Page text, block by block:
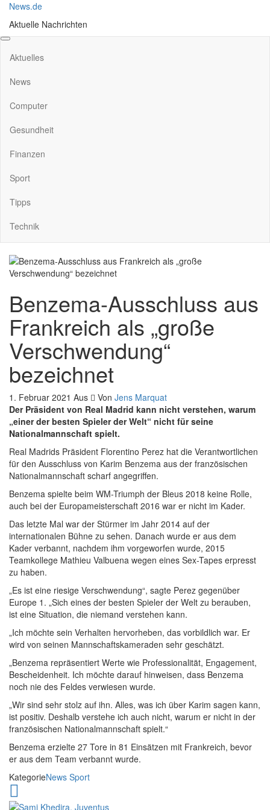
Skip
the
content
News.de
Aktuelle Nachrichten
Aktuelles
News
Computer
Gesundheit
Finanzen
Sport
Tipps
Technik
Benzema-Ausschluss aus
Frankreich als „große
Verschwendung“
bezeichnet
1. Februar 2021 Aus Von Jens Marquat
Der Präsident von Real Madrid kann nicht verstehen, warum
„einer der besten Spieler der Welt“ nicht für seine
Nationalmannschaft spielt.
Real Madrids Präsident Florentino Perez hat die Verantwortlichen
für den Ausschluss von Karim Benzema aus der französischen
Nationalmannschaft scharf angegriffen.
Benzema spielte beim WM-Triumph der Bleus 2018 keine Rolle,
auch bei der Europameisterschaft 2016 war er nicht im Kader.
Das letzte Mal war der Stürmer im Jahr 2014 auf der
internationalen Bühne zu sehen. Danach wurde er aus dem
Kader verbannt, nachdem ihm vorgeworfen wurde, 2015
Teamkollege Mathieu Valbuena wegen eines Sex-Tapes erpresst
zu haben.
„Es ist eine riesige Verschwendung“, sagte Perez gegenüber
Europe 1. „Sich eines der besten Spieler der Welt zu berauben,
ist eine Situation, die niemand verstehen kann.
„Ich möchte sein Verhalten hervorheben, das vorbildlich war. Er
wird von seinen Mannschaftskameraden sehr geschätzt.
„Benzema repräsentiert Werte wie Professionalität, Engagement,
Bescheidenheit. Ich möchte darauf hinweisen, dass Benzema
noch nie des Feldes verwiesen wurde.
„Wir sind sehr stolz auf ihn. Alles, was ich über Karim sagen kann,
ist positiv. Deshalb verstehe ich auch nicht, warum er nicht in der
französischen Nationalmannschaft spielt.“
Benzema erzielte 27 Tore in 81 Einsätzen mit Frankreich, bevor
er aus dem Team verbannt wurde.
KategorieNews Sport